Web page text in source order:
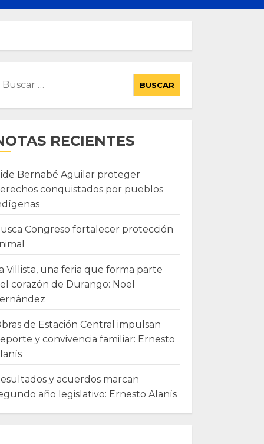
RECIENTES
Bernabé Aguilar proteger
conquistados por pueblos
Congreso fortalecer protección
Villista, una feria que forma parte
corazón de Durango: Noel
de Estación Central impulsan
y convivencia familiar: Ernesto
y acuerdos marcan
año legislativo: Ernesto Alanís